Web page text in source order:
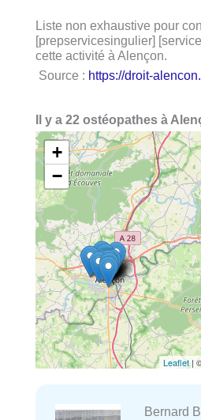
Liste non exhaustive pour
[prepservicesingulier]
cette activité à Alençon.
Source : https://droit-
Il y a 22 ostéopathes à
+
−
Leaflet| ©
Bernard